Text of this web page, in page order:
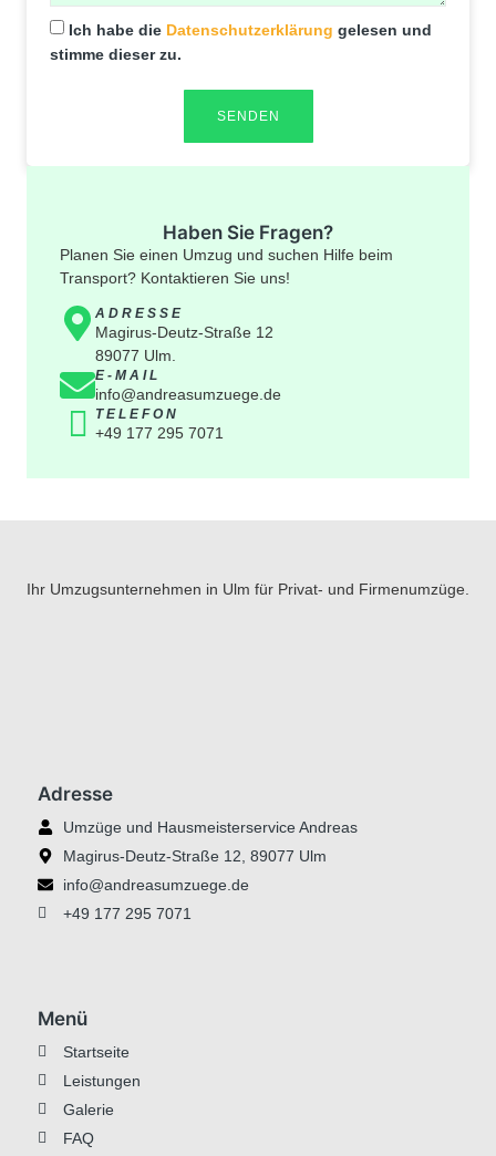
Ich habe die Datenschutz­erklärung gelesen und
stimme dieser zu.
SENDEN
Haben Sie Fragen?
Planen Sie einen Umzug und suchen Hilfe beim
Transport? Kontaktieren Sie uns!
ADRESSE
Magirus-Deutz-Straße 12
89077 Ulm.
E-MAIL
info@andreasumzuege.de
TELEFON
+49 177 295 7071
Ihr Umzugsunternehmen in Ulm für Privat- und Firmenumzüge.
Adresse
Umzüge und Hausmeisterservice Andreas
Magirus-Deutz-Straße 12, 89077 Ulm
info@andreasumzuege.de
+49 177 295 7071
Menü
Startseite
Leistungen
Galerie
FAQ